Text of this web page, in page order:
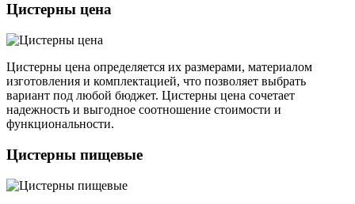
Цистерны цена
Цистерны цена определяется их размерами, материалом
изготовления и комплектацией, что позволяет выбрать
вариант под любой бюджет. Цистерны цена сочетает
надежность и выгодное соотношение стоимости и
функциональности.
Цистерны пищевые